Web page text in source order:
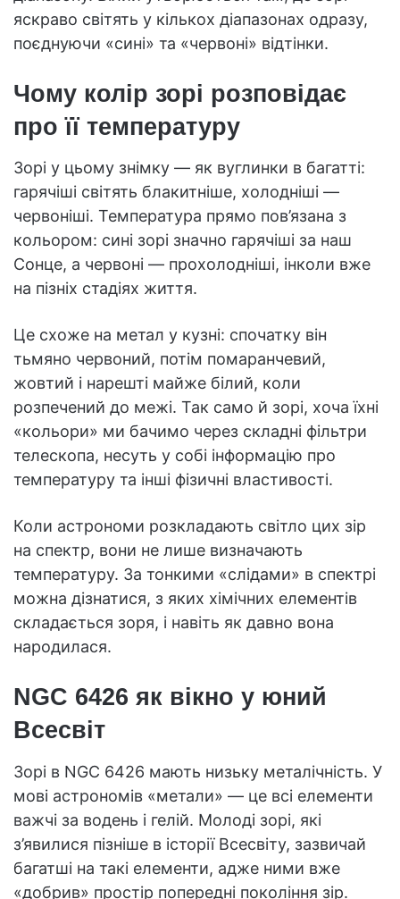
яскраво світять у кількох діапазонах одразу,
поєднуючи «сині» та «червоні» відтінки.
Чому колір зорі розповідає
про її температуру
Зорі у цьому знімку — як вуглинки в багатті:
гарячіші світять блакитніше, холодніші —
червоніші. Температура прямо пов’язана з
кольором: сині зорі значно гарячіші за наш
Сонце, а червоні — прохолодніші, інколи вже
на пізніх стадіях життя.
Це схоже на метал у кузні: спочатку він
тьмяно червоний, потім помаранчевий,
жовтий і нарешті майже білий, коли
розпечений до межі. Так само й зорі, хоча їхні
«кольори» ми бачимо через складні фільтри
телескопа, несуть у собі інформацію про
температуру та інші фізичні властивості.
Коли астрономи розкладають світло цих зір
на спектр, вони не лише визначають
температуру. За тонкими «слідами» в спектрі
можна дізнатися, з яких хімічних елементів
складається зоря, і навіть як давно вона
народилася.
NGC 6426 як вікно у юний
Всесвіт
Зорі в NGC 6426 мають низьку металічність. У
мові астрономів «метали» — це всі елементи
важчі за водень і гелій. Молоді зорі, які
з’явилися пізніше в історії Всесвіту, зазвичай
багатші на такі елементи, адже ними вже
«добрив» простір попередні покоління зір.